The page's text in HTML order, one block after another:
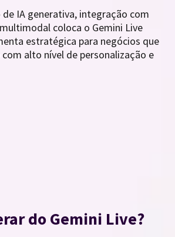
de IA generativa, integração com
coloca o Gemini Live
estratégica para negócios que
alto nível de personalização e
do Gemini Live?